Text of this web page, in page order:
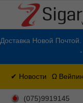
Доставка Новой
✔ Новости Ω
(075)9919145